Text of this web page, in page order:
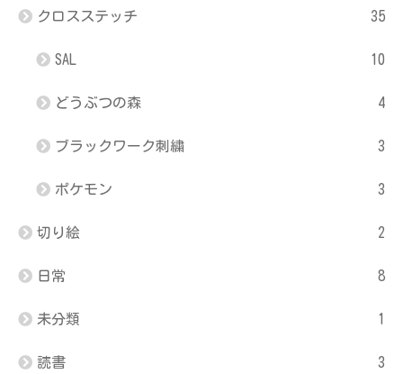
クロスステッチ 35
SAL 10
どうぶつの森 4
ブラックワーク刺繍 3
ポケモン 3
切り絵 2
日常 8
未分類 1
読書 3